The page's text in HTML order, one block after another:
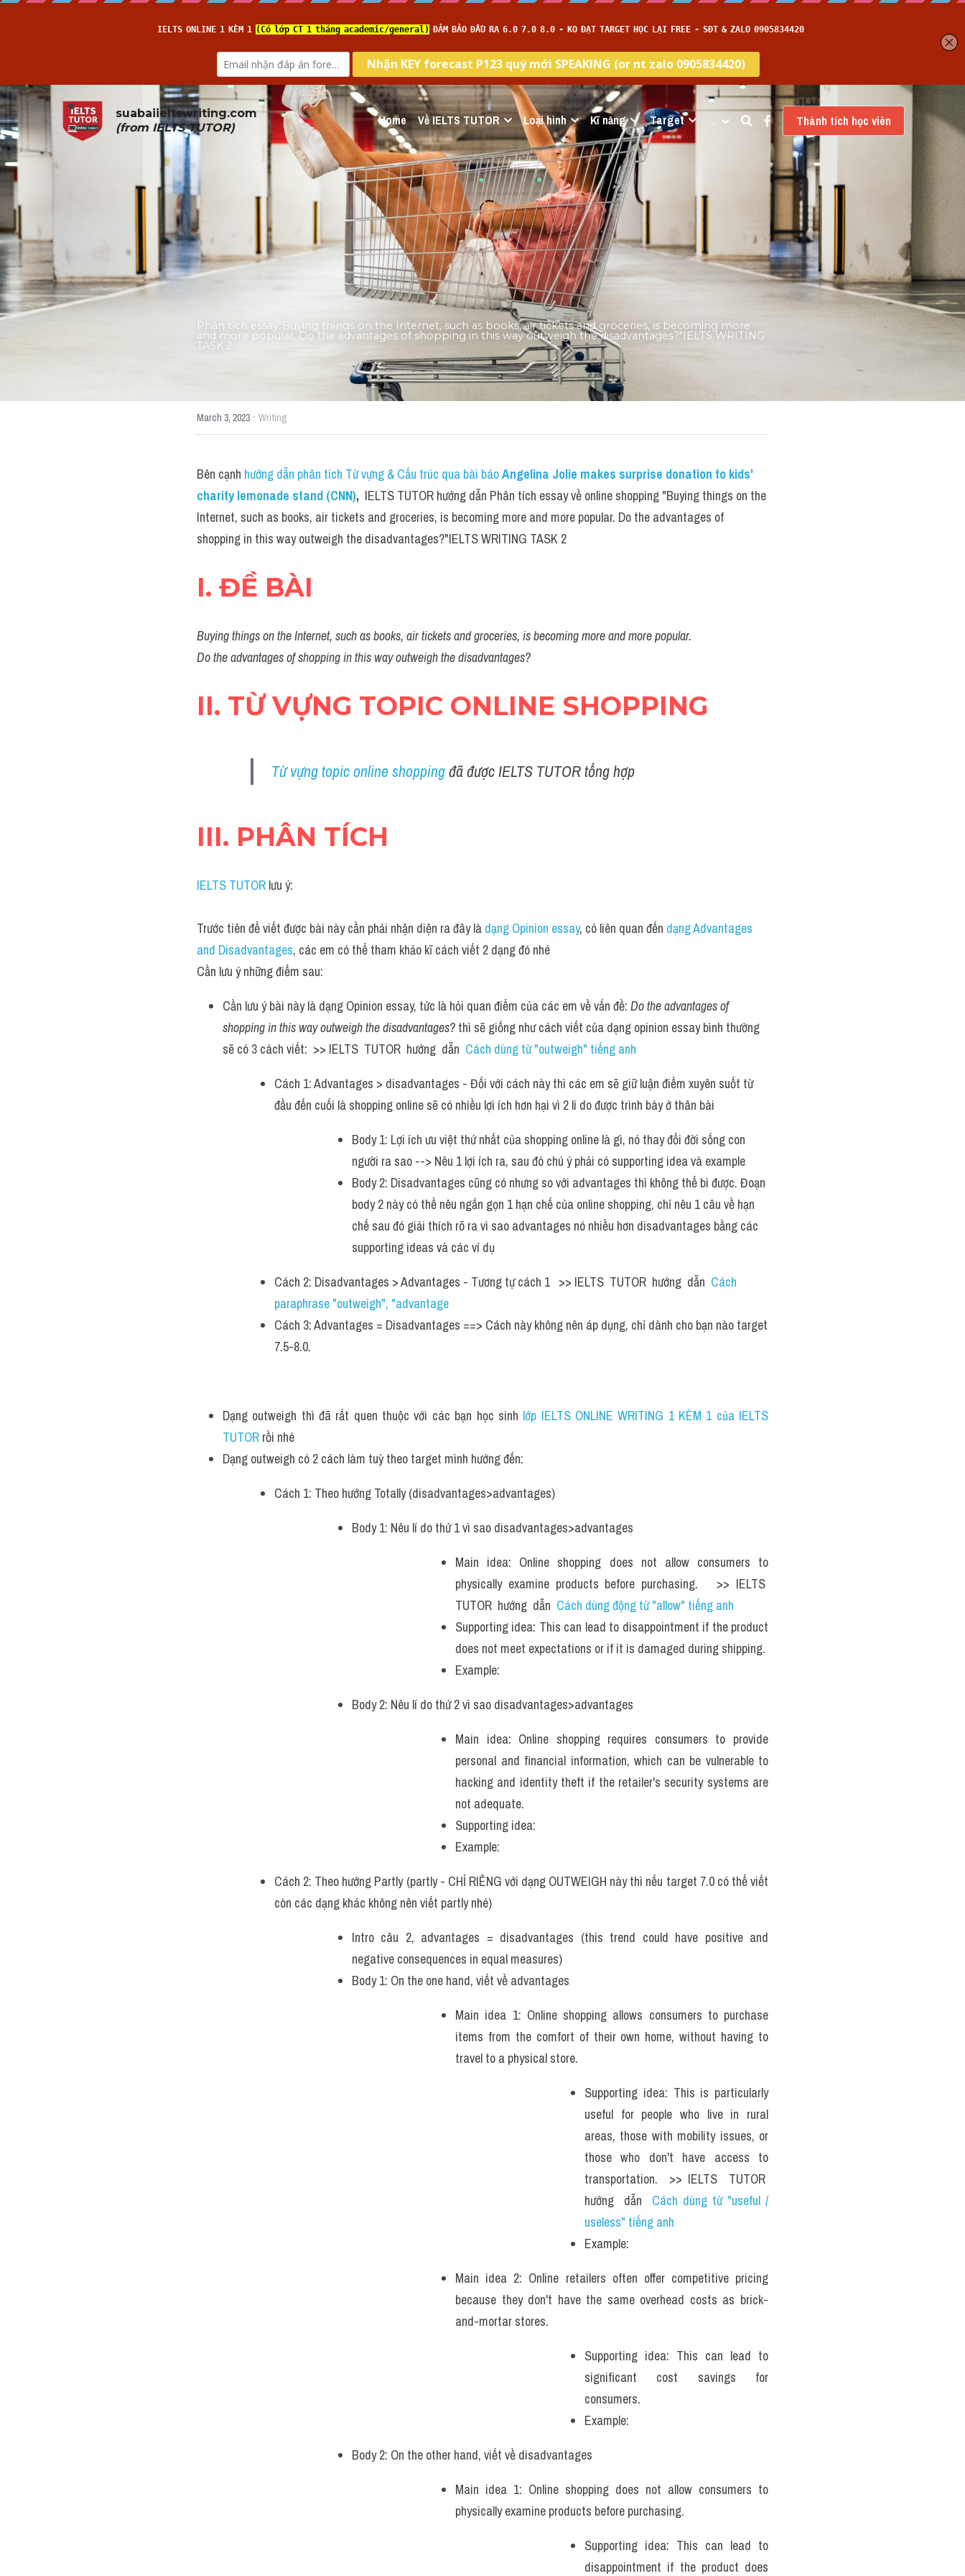
suabaiieltswriting.com
(from IELTS TUTOR) Home Về IELTS TUTOR Loại hình Kĩ năng Target … Thành tích học viên
Phân tích essay"Buying things on the Internet, such as books, air tickets and groceries, is becoming more
and more popular. Do the advantages of shopping in this way outweigh the disadvantages?"IELTS WRITING
TASK 2
March 3, 2023 · Writing
Bên cạnh hướng dẫn phân tích Từ vựng & Cấu trúc qua bài báo Angelina Jolie makes surprise donation to kids'
charity lemonade stand (CNN), IELTS TUTOR hướng dẫn Phân tích essay về online shopping "Buying things on the
Internet, such as books, air tickets and groceries, is becoming more and more popular. Do the advantages of
shopping in this way outweigh the disadvantages?"IELTS WRITING TASK 2
I. ĐỀ BÀI
Buying things on the Internet, such as books, air tickets and groceries, is becoming more and more popular.
Do the advantages of shopping in this way outweigh the disadvantages?
II. TỪ VỰNG TOPIC ONLINE SHOPPING
Từ vựng topic online shopping đã được IELTS TUTOR tổng hợp
III. PHÂN TÍCH
IELTS TUTOR lưu ý:
Trước tiên để viết được bài này cần phải nhận diện ra đây là dạng Opinion essay, có liên quan đến dạng Advantages
and Disadvantages, các em có thể tham khảo kĩ cách viết 2 dạng đó nhé
Cần lưu ý những điểm sau:
Cần lưu ý bài này là dạng Opinion essay, tức là hỏi quan điểm của các em về vấn đề: Do the advantages of
shopping in this way outweigh the disadvantages? thì sẽ giống như cách viết của dạng opinion essay bình thường
sẽ có 3 cách viết:  >> IELTS  TUTOR  hướng  dẫn Cách dùng từ "outweigh" tiếng anh
Cách 1: Advantages > disadvantages - Đối với cách này thì các em sẽ giữ luận điểm xuyên suốt từ
đầu đến cuối là shopping online sẽ có nhiều lợi ích hơn hại vì 2 lí do được trình bày ở thân bài
Body 1: Lợi ích ưu việt thứ nhất của shopping online là gì, nó thay đổi đời sống con
người ra sao --> Nêu 1 lợi ích ra, sau đó chú ý phải có supporting idea và example
Body 2: Disadvantages cũng có nhưng so với advantages thì không thể bì được. Đoạn
body 2 này có thể nêu ngắn gọn 1 hạn chế của online shopping, chỉ nêu 1 câu về hạn
chế sau đó giải thích rõ ra vì sao advantages nó nhiều hơn disadvantages bằng các
supporting ideas và các ví dụ
Cách 2: Disadvantages > Advantages - Tương tự cách 1   >> IELTS  TUTOR  hướng  dẫn Cách
paraphrase "outweigh", "advantage
Cách 3: Advantages = Disadvantages ==> Cách này không nên áp dụng, chỉ dành cho bạn nào target
7.5-8.0.
Dạng outweigh thì đã rất quen thuộc với các bạn học sinh lớp IELTS ONLINE WRITING 1 KÈM 1 của IELTS
TUTOR rồi nhé
Dạng outweigh có 2 cách làm tuỳ theo target mình hướng đến:
Cách 1: Theo hướng Totally (disadvantages>advantages)
Body 1: Nêu lí do thứ 1 vì sao disadvantages>advantages
Main idea: Online shopping does not allow consumers to
physically examine products before purchasing.   >> IELTS
TUTOR  hướng  dẫn Cách dùng động từ "allow" tiếng anh
Supporting idea: This can lead to disappointment if the product
does not meet expectations or if it is damaged during shipping.
Example:
Body 2: Nêu lí do thứ 2 vì sao disadvantages>advantages
Main idea: Online shopping requires consumers to provide
personal and financial information, which can be vulnerable to
hacking and identity theft if the retailer's security systems are
not adequate.
Supporting idea:
Example:
Cách 2: Theo hướng Partly (partly - CHỈ RIÊNG với dạng OUTWEIGH này thì nếu target 7.0 có thể viết
còn các dạng khác không nên viết partly nhé)
Intro câu 2, advantages = disadvantages (this trend could have positive and
negative consequences in equal measures)
Body 1: On the one hand, viết về advantages
Main idea 1: Online shopping allows consumers to purchase
items from the comfort of their own home, without having to
travel to a physical store.
Supporting idea: This is particularly
useful for people who live in rural
areas, those with mobility issues, or
those who don't have access to
transportation.  >> IELTS  TUTOR
hướng  dẫn Cách dùng từ "useful /
useless" tiếng anh
Example:
Main idea 2: Online retailers often offer competitive pricing
because they don't have the same overhead costs as brick-
and-mortar stores.
Supporting idea: This can lead to
significant cost savings for
consumers.
Example:
Body 2: On the other hand, viết về disadvantages
Main idea 1: Online shopping does not allow consumers to
physically examine products before purchasing.
Supporting idea: This can lead to
disappointment if the product does